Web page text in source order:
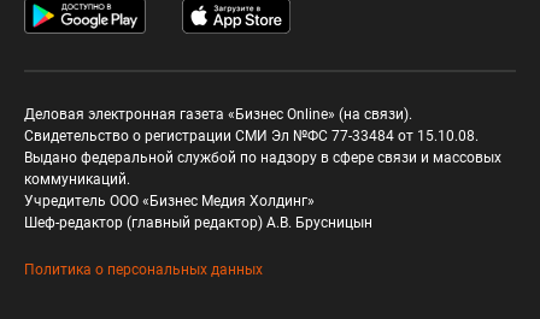
Деловая электронная газета «Бизнес Online» (на связи).
Свидетельство о регистрации СМИ Эл №ФС 77-33484 от 15.10.08.
Выдано федеральной службой по надзору в сфере связи и массовых
коммуникаций.
Учредитель ООО «Бизнес Медия Холдинг»
Шеф-редактор (главный редактор) А.В. Брусницын
Политика о персональных данных